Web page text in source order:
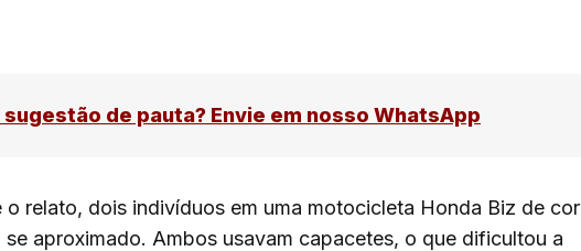
sugestão de pauta? Envie em nosso WhatsApp
o relato, dois indivíduos em uma motocicleta Honda Biz de cor
se aproximado. Ambos usavam capacetes, o que dificultou a